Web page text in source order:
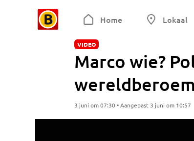
Home Lokaal
VIDEO
Marco wie?
3 juni om 07:30 • Aangepast 3 juni om 10:57